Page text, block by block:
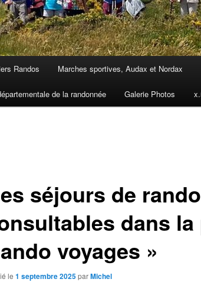
Randos Marches sportives, Audax et Nordax
de la randonnée Galerie Photos
séjours de
dans
voyages »
le 1 septembre 2025parMichel